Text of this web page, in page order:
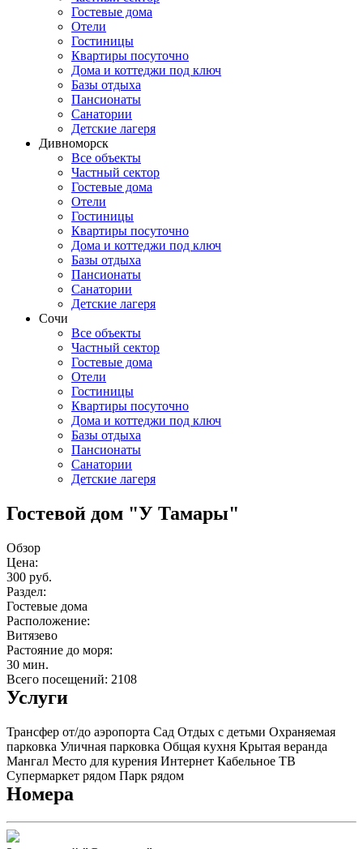
Гостевые дома
Отели
Гостиницы
Квартиры посуточно
Дома и коттеджи под ключ
Базы отдыха
Пансионаты
Санатории
Детские лагеря
Дивноморск
Все объекты
Частный сектор
Гостевые дома
Отели
Гостиницы
Квартиры посуточно
Дома и коттеджи под ключ
Базы отдыха
Пансионаты
Санатории
Детские лагеря
Сочи
Все объекты
Частный сектор
Гостевые дома
Отели
Гостиницы
Квартиры посуточно
Дома и коттеджи под ключ
Базы отдыха
Пансионаты
Санатории
Детские лагеря
Гостевой дом "У Тамары"
Обзор
Цена:
300 руб.
Раздел:
Гостевые дома
Расположение:
Витязево
Растояние до моря:
30 мин.
Всего посещений: 2108
Услуги
Трансфер от/до аэропорта Сад Отдых с детьми Охраняемая
парковка Уличная парковка Общая кухня Крытая веранда
Мангал Место для курения Интернет Кабельное ТВ
Супермаркет рядом Парк рядом
Номера